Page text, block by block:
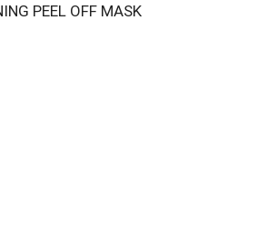
PEEL OFF MASK